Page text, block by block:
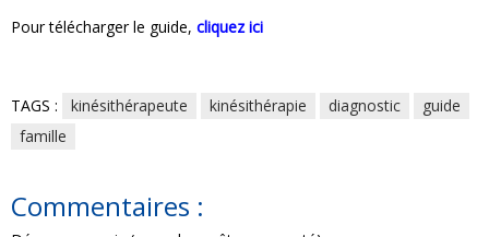
Pour télécharger le guide, cliquez ici
TAGS : kinésithérapeute kinésithérapie diagnostic
guide
famille
Commentaires :